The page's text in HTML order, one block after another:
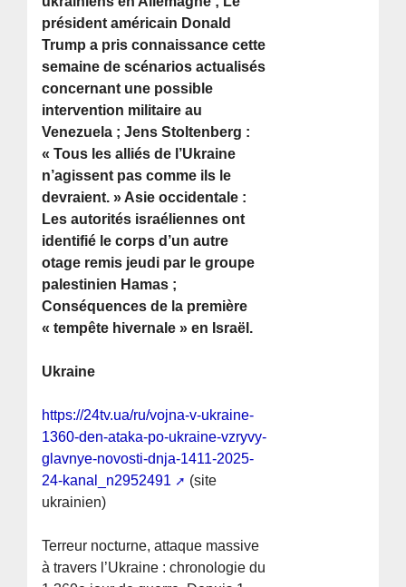
président américain Donald
Trump a pris connaissance cette
semaine de scénarios actualisés
concernant une possible
intervention militaire au
Venezuela ; Jens Stoltenberg :
« Tous les alliés de l’Ukraine
n’agissent pas comme ils le
devraient. » Asie occidentale :
Les autorités israéliennes ont
identifié le corps d’un autre
otage remis jeudi par le groupe
palestinien Hamas ;
Conséquences de la première
« tempête hivernale » en Israël.
Ukraine
https://24tv.ua/ru/vojna-v-ukraine-
1360-den-ataka-po-ukraine-vzryvy-
glavnye-novosti-dnja-1411-2025-
24-kanal_n2952491
(site
ukrainien)
Terreur nocturne, attaque massive
à travers l’Ukraine : chronologie du